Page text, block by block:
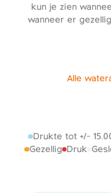
kun je zien
wanneer er
Alle
Druk
Drukte tot +/-
Gezellig